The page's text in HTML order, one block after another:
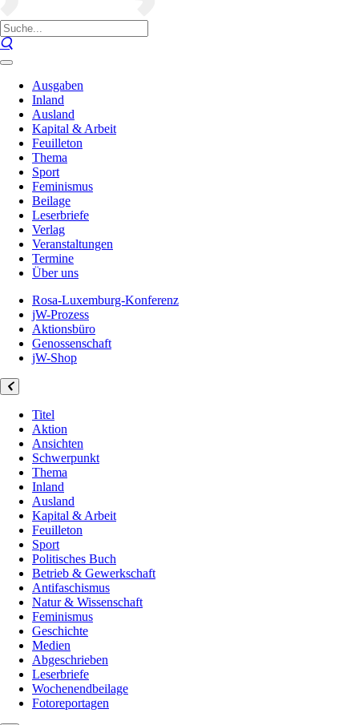
Ausgaben
Inland
Ausland
Kapital & Arbeit
Feuilleton
Thema
Sport
Feminismus
Beilage
Leserbriefe
Verlag
Veranstaltungen
Termine
Über uns
Rosa-Luxemburg-Konferenz
jW-Prozess
Aktionsbüro
Genossenschaft
jW-Shop
Titel
Aktion
Ansichten
Schwerpunkt
Thema
Inland
Ausland
Kapital & Arbeit
Feuilleton
Sport
Politisches Buch
Betrieb & Gewerkschaft
Antifaschismus
Natur & Wissenschaft
Feminismus
Geschichte
Medien
Abgeschrieben
Leserbriefe
Wochenendbeilage
Fotoreportagen